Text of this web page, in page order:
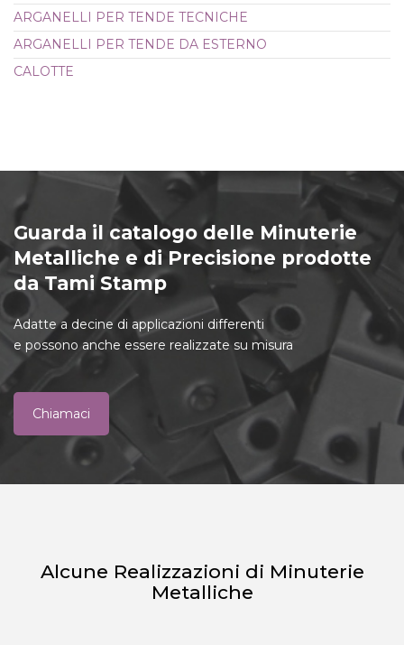
ARGANELLI PER TENDE TECNICHE
ARGANELLI PER TENDE DA ESTERNO
CALOTTE
Guarda il catalogo delle Minuterie
Metalliche e di Precisione prodotte
da Tami Stamp
Adatte a decine di applicazioni differenti
e possono anche essere realizzate su misura
Chiamaci
Alcune Realizzazioni di Minuterie
Metalliche